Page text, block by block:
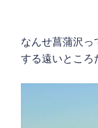
なんせ菖蒲沢っ
する遠いところ